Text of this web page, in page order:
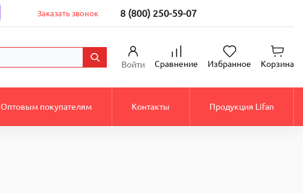
Заказать звонок 8 (800) 250-59-07
Войти Сравнение Избранное Корзина
Оптовым покупателям Контакты Продукция Lifan